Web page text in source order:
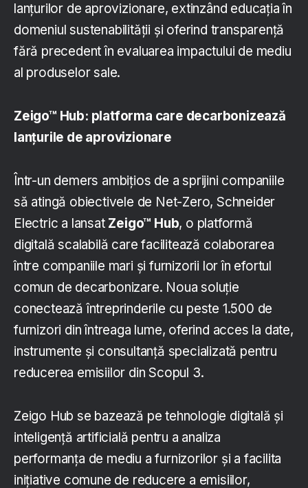
lanțurilor de aprovizionare, extinzând educația în
domeniul sustenabilității și oferind transparență
fără precedent în evaluarea impactului de mediu
al produselor sale.
Zeigo™ Hub: platforma care decarbonizează
lanțurile de aprovizionare
Într-un demers ambițios de a sprijini companiile
să atingă obiectivele de Net-Zero, Schneider
Electric a lansat Zeigo™ Hub, o platformă
digitală scalabilă care facilitează colaborarea
între companiile mari și furnizorii lor în efortul
comun de decarbonizare. Noua soluție
conectează întreprinderile cu peste 1.500 de
furnizori din întreaga lume, oferind acces la date,
instrumente și consultanță specializată pentru
reducerea emisiilor din Scopul 3.
Zeigo Hub se bazează pe tehnologie digitală și
inteligență artificială pentru a analiza
performanța de mediu a furnizorilor și a facilita
inițiative comune de reducere a emisiilor,